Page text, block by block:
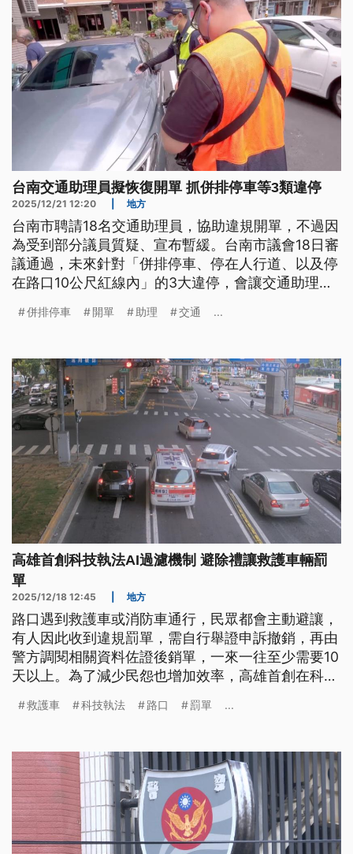
台南交通助理員擬恢復開單 抓併排停車等3類違停
2025/12/21 12:20 地方
台南市聘請18名交通助理員，協助違規開單，不過因
為受到部分議員質疑、宣布暫緩。台南市議會18日審
議通過，未來針對「併排停車、停在人行道、以及停
在路口10公尺紅線內」的3大違停，會讓交通助理員
違規取締。
併排停車 開單 助理 交通 ...
高雄首創科技執法AI過濾機制 避除禮讓救護車輛罰
單
2025/12/18 12:45 地方
路口遇到救護車或消防車通行，民眾都會主動避讓，
有人因此收到違規罰單，需自行舉證申訴撤銷，再由
警方調閱相關資料佐證後銷單，一來一往至少需要10
天以上。為了減少民怨也增加效率，高雄首創在科技
出現的違規罰單直接避除，目前在2處醫院周邊道路
救護車 科技執法 路口 罰單 ...